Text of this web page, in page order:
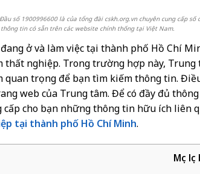
số 1900996600 là của tổng đài cskh.org.vn chuyên cung cấp
tin có sẵn trên các website chính thống tại Việt Nam.
ở và làm việc tại thành phố Hồ Chí
thất nghiệp. Trong trường hợp này, Trung
quan trọng để bạn tìm kiếm thông tin.
web của Trung tâm. Để có đầy đủ
cấp cho bạn những thông tin hữu ích liên
tại thành phố Hồ Chí Minh.
Mục